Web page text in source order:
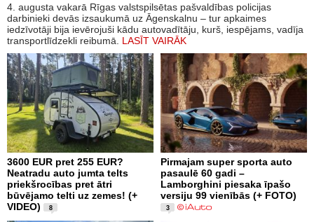
4. augusta vakarā Rīgas valstspilsētas pašvaldības policijas
darbinieki devās izsaukumā uz Āgenskalnu – tur apkaimes
iedzīvotāji bija ievērojuši kādu autovadītāju, kurš, iespējams, vadīja
transportlīdzekli reibumā. LASĪT VAIRĀK
3600 EUR pret 255 EUR?
Neatradu auto jumta telts
priekšrocības pret ātri
būvējamo telti uz zemes! (+
VIDEO)
8
Pirmajam super sporta auto
pasaulē 60 gadi –
Lamborghini piesaka īpašo
versiju 99 vienībās (+ FOTO)
3